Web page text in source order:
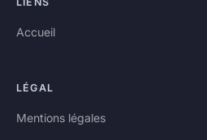
Accueil
LÉGAL
Mentions légales